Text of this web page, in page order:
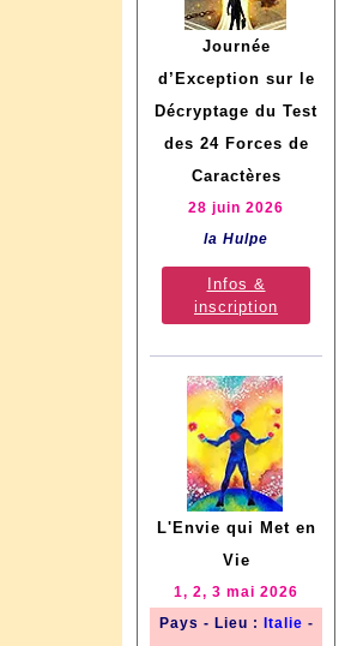
Journée
d’Exception sur le
Décryptage du Test
des 24 Forces de
Caractères
28 juin 2026
la Hulpe
Infos &
inscription
L'Envie qui Met en
Vie
1, 2, 3 mai 2026
Pays - Lieu : Italie -